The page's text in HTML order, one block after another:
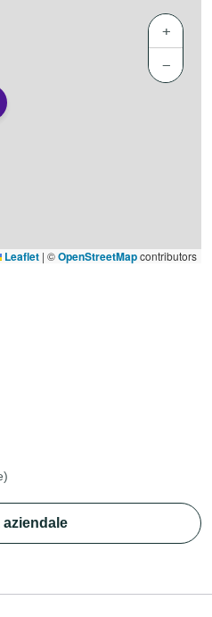
+
−
Leaflet | ©OpenStreetMapcontributors
aziendale